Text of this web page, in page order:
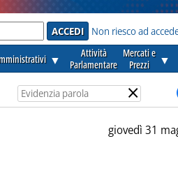
Non riesco ad
▼
Attività
Parlamentare
Mercati e
Prezzi
▼
×
giovedì 31